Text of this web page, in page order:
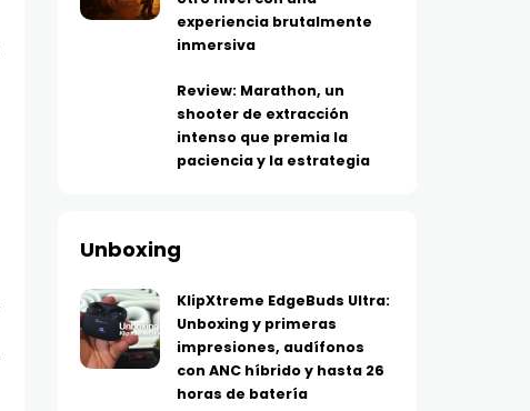
experiencia brutalmente
inmersiva
Review: Marathon, un
shooter de extracción
intenso que premia la
paciencia y la estrategia
Unboxing
KlipXtreme EdgeBuds Ultra:
Unboxing y primeras
impresiones, audífonos
con ANC híbrido y hasta 26
horas de batería